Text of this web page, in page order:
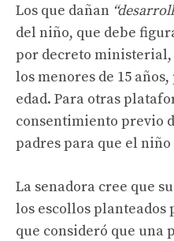
Los que dañan
del niño, que debe
por decreto
los menores de 15
edad. Para otras
consentimiento previo
padres para que el niño
La senadora cree que
los escollos planteados
que consideró que una